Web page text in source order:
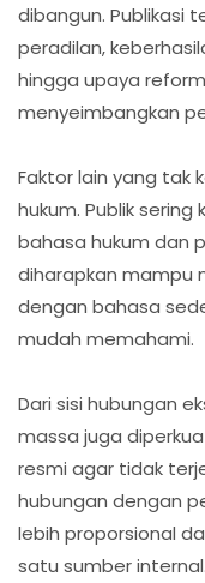
dibangun. Publikasi
peradilan,
hingga upaya
menyeimbangkan
Faktor lain yang tak
hukum. Publik
bahasa hukum dan
diharapkan mampu
dengan bahasa
mudah memahami.
Dari sisi hubungan
massa juga
resmi agar tidak
hubungan dengan
lebih proporsional
satu sumber internal.